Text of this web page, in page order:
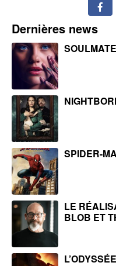
Dernières news
SPIDER-
LE
BLOB ET